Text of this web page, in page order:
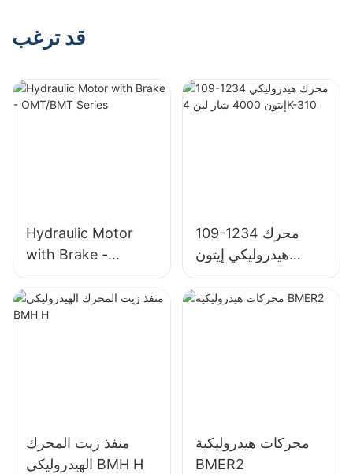
لريكسروث
قد ترغب
Hydraulic Motor
with Brake -
OMT/BMT Series
109-1234 محرك
هيدروليكي إيتون
4000 شار لين 4K-
310
منفذ زيت المحرك
الهيدروليكي BMH H
محركات هيدروليكية
BMER2